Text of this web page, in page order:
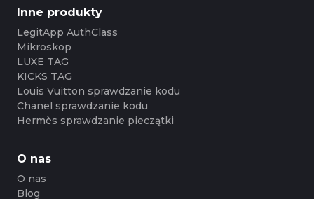
Inne produkty
LegitApp AuthClass
Mikroskop
LUXE TAG
KICKS TAG
Louis Vuitton sprawdzanie kodu
Chanel sprawdzanie kodu
Hermès sprawdzanie pieczątki
O nas
O nas
Blog